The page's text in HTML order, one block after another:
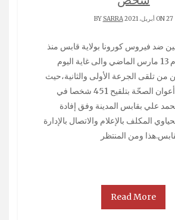
ON 27 أبريل، 2021 BY SARRA
انطلاق الحملة يوم 13 مارس الماضي والى غاية اليوم
بين من تلقى الجرعة الأولى والثانية،حيث
قام أمس الاثنين أعوان الصحّة بتلقيح 451 شخصا في
علي بقابس المدينة وفق إفادة
المكلف بالإعلام والاتصال بالإدارة
ومن المنتظر
Read More